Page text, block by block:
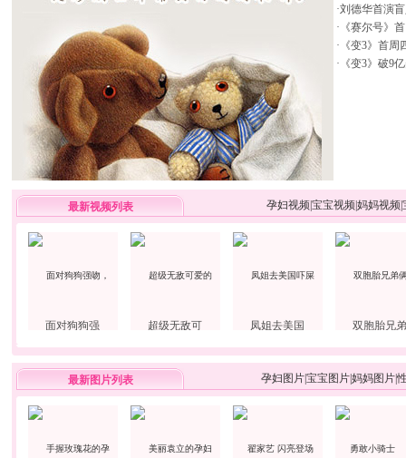
·刘德华首演
· 《赛尔号》
· 《变3》首
· 《变3》破9
最新视频列表 孕妇视频宝宝视频妈妈视频
面对狗狗强 超级无敌可 凤姐去美国 双胞胎兄弟
最新图片列表 孕妇图片宝宝图片妈妈图片